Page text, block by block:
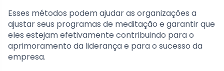
Esses métodos podem ajudar as organizações a
ajustar seus programas de meditação e garantir que
eles estejam efetivamente contribuindo para o
aprimoramento da liderança e para o sucesso da
empresa.